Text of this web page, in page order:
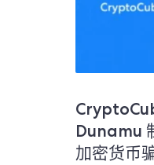
Dunamu
加密货币